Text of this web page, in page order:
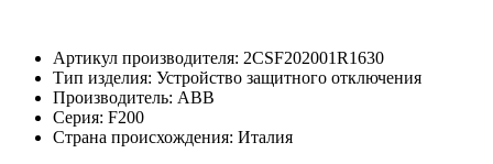
Артикул производителя: 2CSF202001R1630
Тип изделия: Устройство защитного отключения
Производитель: ABB
Серия: F200
Страна происхождения: Италия